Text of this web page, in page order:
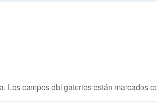
Los campos obligatorios están marcados